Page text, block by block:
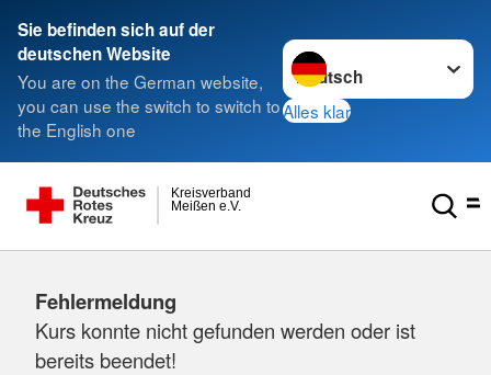
Sie befinden sich auf der
deutschen Website
You are on the German website,
you can use the switch to switch to
the English one
Sprache wechseln zu
Alles klar
Meißen e.V.
Kreisverband
Fehlermeldung
Kurs konnte nicht gefunden werden oder ist
bereits beendet!